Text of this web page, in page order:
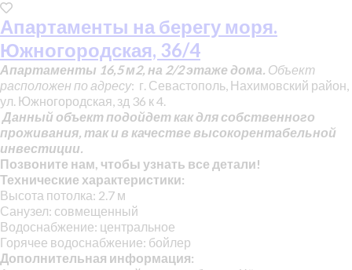
Апартаменты на берегу моря.
Южногородская, 36/4
Апартаменты 16,5 м2, на 2/2 этаже дома. Объект
расположен по адресу: г. Севастополь, Нахимовский район,
ул. Южногородская, зд 36 к 4.
Данный объект подойдет как для собственного
проживания, так и в качестве высокорентабельной
инвестиции.
Позвоните нам, чтобы узнать все детали!
Технические характеристики:
Высота потолка: 2.7 м
Санузел: совмещенный
Водоснабжение: центральное
Горячее водоснабжение: бойлер
Дополнительная информация: